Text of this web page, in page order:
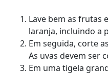
Lave bem as frutas
laranja, incluindo a
Em seguida, corte
As uvas devem ser
Em uma tigela